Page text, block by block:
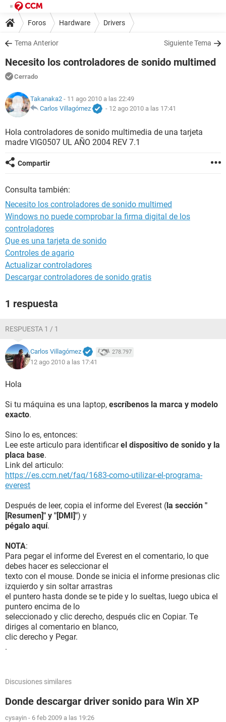
Foros Hardware Drivers
Tema Anterior Siguiente Tema
Necesito los controladores de sonido multimed
Cerrado
Takanaka2 - 11 ago 2010 a las 22:49
Carlos Villagómez
- 12 ago 2010 a las 17:41
Hola controladores de sonido multimedia de una tarjeta
madre VIG0507 UL AÑO 2004 REV 7.1
Compartir
Consulta también:
Necesito los controladores de sonido multimed
Windows no puede comprobar la firma digital de los
controladores
Que es una tarjeta de sonido
Controles de agario
Actualizar controladores
Descargar controladores de sonido gratis
1 respuesta
RESPUESTA 1 / 1
Carlos Villagómez 278.797
12 ago 2010 a las 17:41
Hola
Si tu máquina es una laptop, escríbenos la marca y modelo
exacto.
Sino lo es, entonces:
Lee este articulo para identificarel dispositivo de sonido y la
placa base.
Link del articulo:
https://es.ccm.net/faq/1683-como-utilizar-el-programa-
everest
Después de leer, copia el informe del Everest (la sección "
[Resumen]" y "[DMI]") y
pégalo aquí.
NOTA:
Para pegar el informe del Everest en el comentario, lo que
debes hacer es seleccionar el
texto con el mouse. Donde se inicia el informe presionas clic
izquierdo y sin soltar arrastras
el puntero hasta donde se te pide y lo sueltas, luego ubica el
puntero encima de lo
seleccionado y clic derecho, después clic en Copiar. Te
diriges al comentario en blanco,
clic derecho y Pegar.
.
Discusiones similares
Donde descargar driver sonido para Win XP
cysayin - 6 feb 2009 a las 19:26